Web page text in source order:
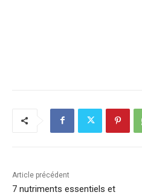
Article précédent
7 nutriments essentiels et